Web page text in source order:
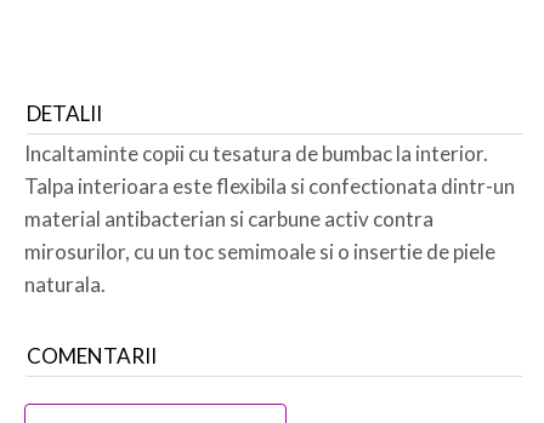
DETALII
Incaltaminte copii cu tesatura de bumbac la interior.
Talpa interioara este flexibila si confectionata dintr-un
material antibacterian si carbune activ contra
mirosurilor, cu un toc semimoale si o insertie de piele
naturala.
COMENTARII